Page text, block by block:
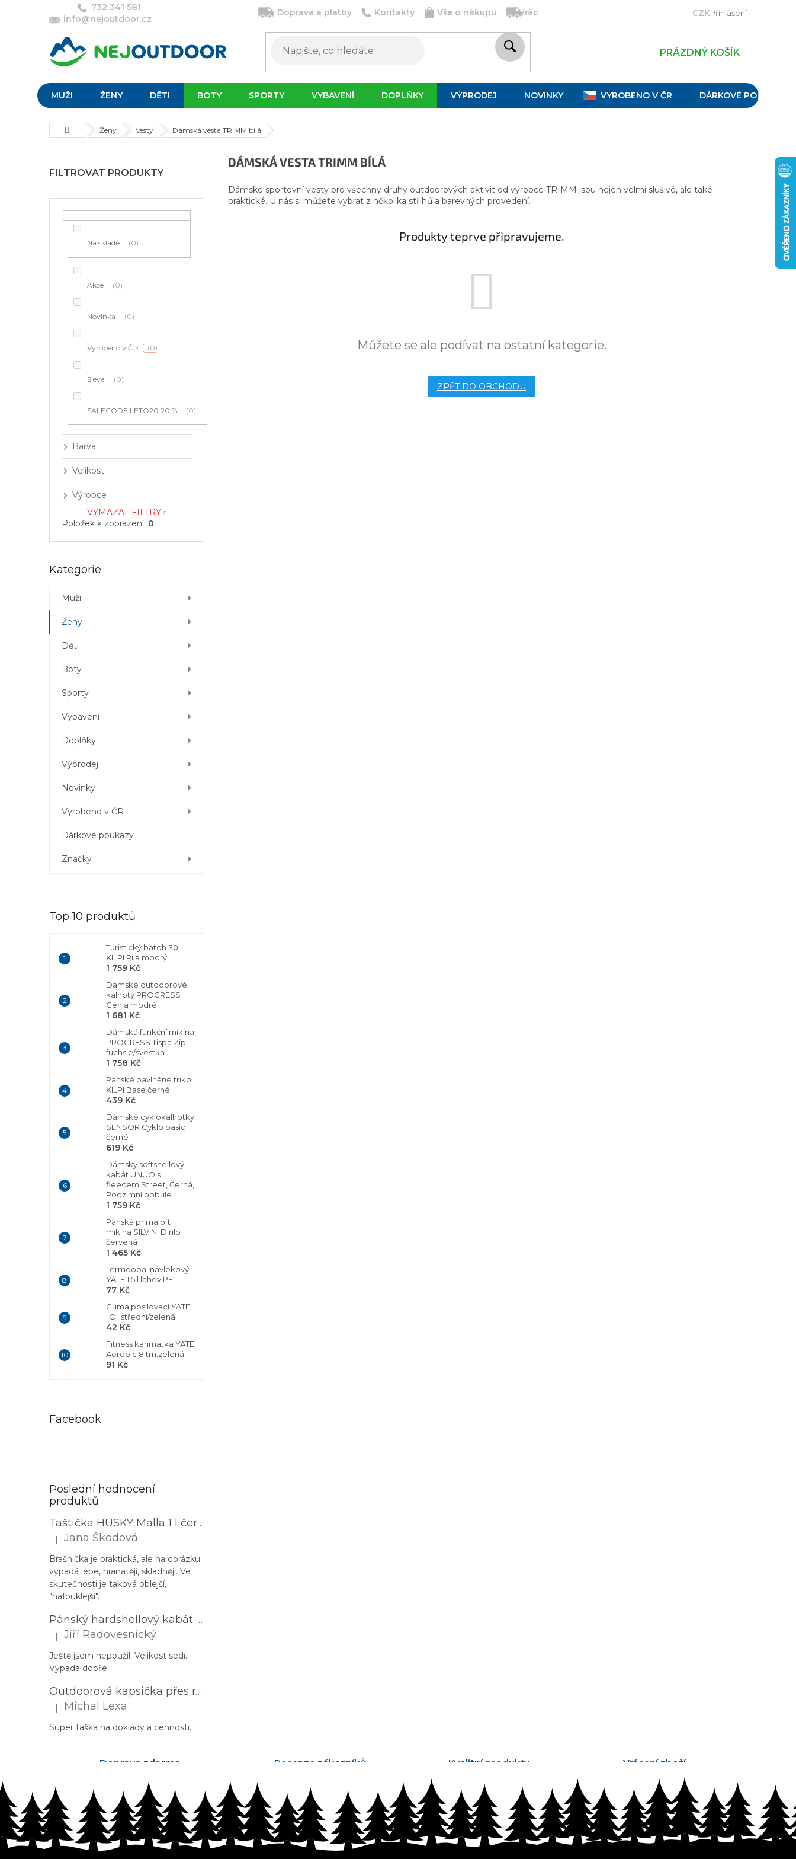
732 341 581
info@nejoutdoor.cz
Doprava a platby Kontakty Vše o nákupu Vrácení, výměna a reklamace Velikostní tabulky
CZKPřihlášení
PRÁZDNÝ KOŠÍK
MUŽI ŽENY DĚTI BOTY SPORTY VYBAVENÍ DOPLŇKY VÝPRODEJ NOVINKY VYROBENO V ČR DÁRKOVÉ POUKAZY
DomůŽeny Vesty Dámská vesta TRIMM bílá
o
s
t
Na skladě 0
Akce 0
Novinka 0
Vyrobeno v ČR 0
Sleva 0
SALECODE:LETO20:20:% 0
Barva
Velikost
Výrobce
VYMAZAT FILTRY
Položek k zobrazení: 0
Přeskočit
Kategorie
Muži
Ženy
Děti
Boty
Sporty
Vybavení
Doplňky
Výprodej
Novinky
Vyrobeno v ČR
Dárkové poukazy
Značky
Top 10 produktů
Turistický batoh 30l
KILPI Rila modrý
1 759 Kč
Dámské outdoorové
kalhoty PROGRESS
Genia modré
1 681 Kč
Dámská funkční mikina
PROGRESS Tispa Zip
fuchsie/švestka
1 758 Kč
Pánské bavlněné triko
KILPI Base černé
439 Kč
Dámské cyklokalhotky
SENSOR Cyklo basic
černé
619 Kč
Dámský softshellový
kabát UNUO s
fleecem Street, Černá,
Podzimní bobule
1 759 Kč
Pánská primaloft
mikina SILVINI Dirilo
červená
1 465 Kč
Termoobal návlekový
YATE 1,5 l lahev PET
77 Kč
Guma posilovací YATE
"O" střední/zelená
42 Kč
Fitness karimatka YATE
Aerobic 8 tm.zelená
91 Kč
Facebook
Poslední hodnocení
produktů
Taštička HUSKY Malla 1 l černá
Hodnocení produktu je 3 z 5 hvězdiček.
| Jana Škodová
Brašnička je praktická, ale na obrázku
vypadá lépe, hranatěji, skladněji. Ve
skutečnosti je taková oblejší,
"nafouklejší".
Pánský hardshellový kabát HUSKY Nestia M zelený
Hodnocení produktu je 5 z 5 hvězdiček.
| Jiří Radovesnický
Ještě jsem nepoužil. Velikost sedí.
Vypadá dobře.
Outdoorová kapsička přes rameno PROGRESS Corss Body černá
Hodnocení produktu je 5 z 5 hvězdiček.
| Michal Lexa
Super taška na doklady a cennosti.
DÁMSKÁ VESTA TRIMM BÍLÁ
Dámské sportovní vesty pro všechny druhy outdoorových aktivit od výrobce TRIMM jsou nejen velmi slušivé, ale také
praktické. U nás si můžete vybrat z několika střihů a barevných provedení.
Produkty teprve připravujeme.
Můžete se ale podívat na ostatní kategorie.
ZPĚT DO OBCHODU
Doprava zdarma Recenze zákazníků Kvalitní produkty Vrácení zboží
Z